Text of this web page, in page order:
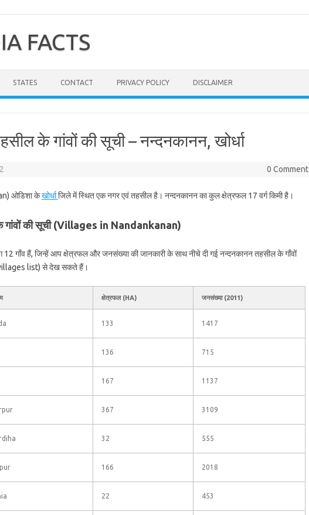
FACTS
STATES CONTACT PRIVACY POLICY DISCLAIMER
के गांवों की सूची – नन्दनकानन, खोर्धा
0 Comment
ओडिशा केखोर्धाजिले में स्थित एक नगर एवं तहसील है। नन्दनकानन का कुल क्षेत्रफल 17 वर्ग किमी है।
गांवों की सूची (Villages in Nandankanan)
गाँव हैं, जिन्हें आप क्षेत्रफल और जनसंख्या की जानकारी के साथ नीचे दी गई नन्दनकानन तहसील के गाँवों
list) से देख सकते हैं।
क्षेत्रफल (HA) जनसंख्या (2011)
133 1417
136 715
167 1137
367 3109
32 555
166 2018
22 453